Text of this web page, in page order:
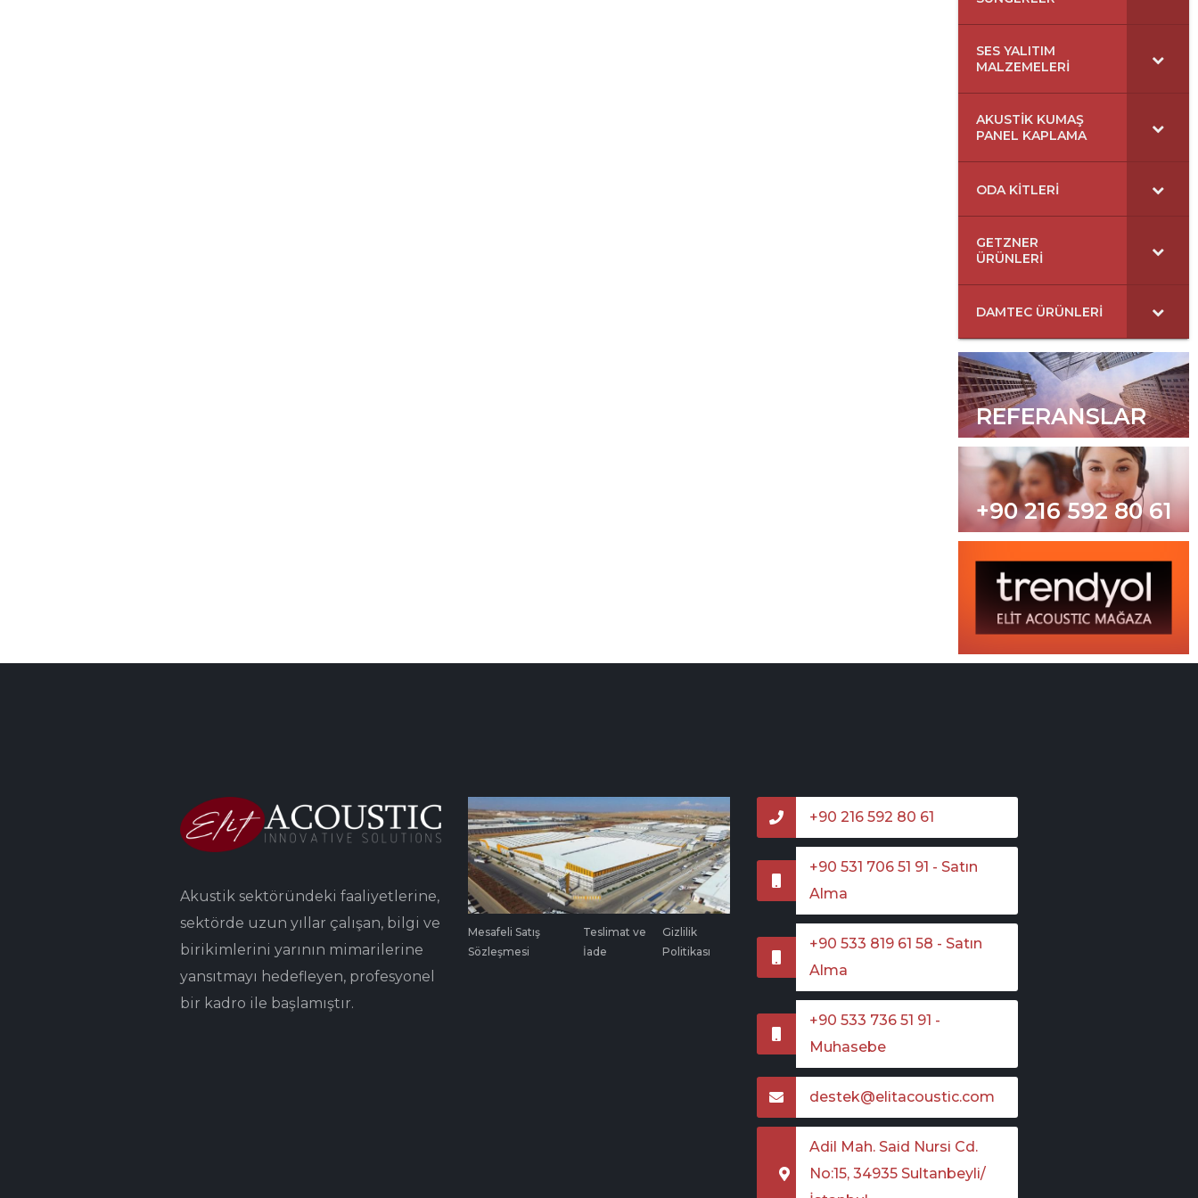
SES YALITIM
MALZEMELERI
AKUSTIK KUMAŞ
PANEL KAPLAMA
ODA KITLERI
GETZNER
ÜRÜNLERI
DAMTEC ÜRÜNLERI
REFERANSLAR
+90 216 592 80 61
Akustik sektöründeki faaliyetlerine,
sektörde uzun yıllar çalışan, bilgi ve
birikimlerini yarının mimarilerine
yansıtmayı hedefleyen, profesyonel
bir kadro ile başlamıştır.
Mesafeli Satış
Sözleşmesi
Teslimat ve
İade
Gizlilik
Politikası
+90 216 592 80 61
+90 531 706 51 91 - Satın
Alma
+90 533 819 61 58 - Satın
Alma
+90 533 736 51 91 -
Muhasebe
destek@elitacoustic.com
Adil Mah. Said Nursi Cd.
No:15, 34935 Sultanbeyli/